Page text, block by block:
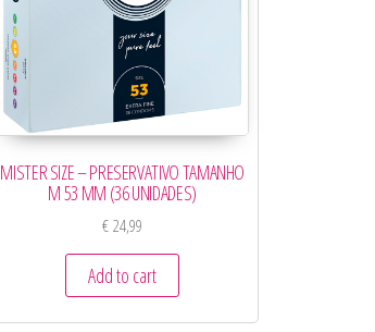
MISTER SIZE – PRESERVATIVO TAMANHO
M 53 MM (36 UNIDADES)
€24,99
Add to cart